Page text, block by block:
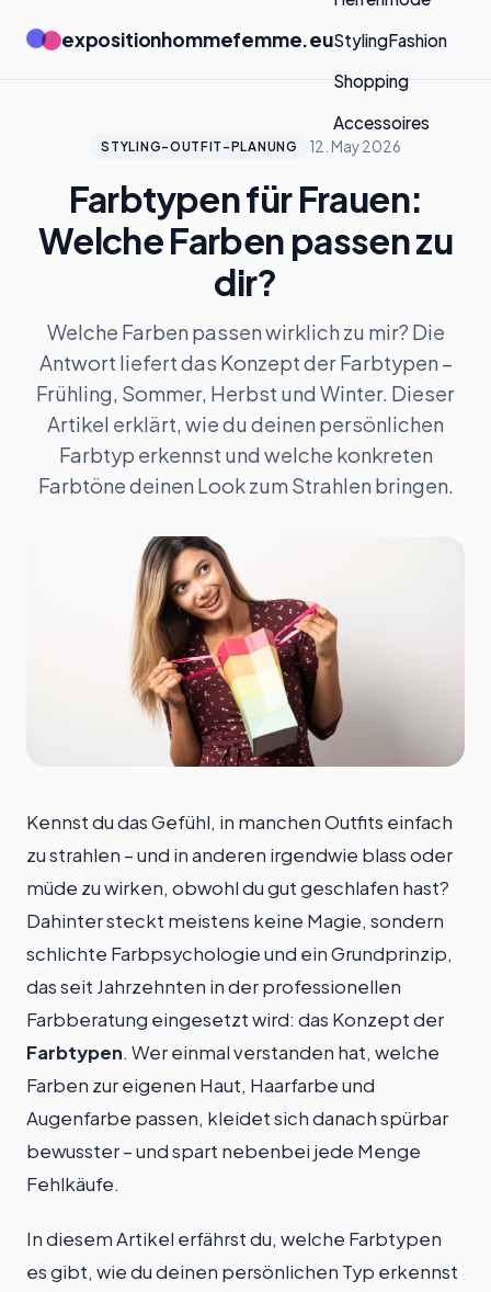
expositionhommefemme.euStylingFashion
Shopping
Accessoires
STYLING-OUTFIT-PLANUNG 12. May 2026
Farbtypen für Frauen:
Welche Farben passen zu
dir?
Welche Farben passen wirklich zu mir? Die
Antwort liefert das Konzept der Farbtypen –
Frühling, Sommer, Herbst und Winter. Dieser
Artikel erklärt, wie du deinen persönlichen
Farbtyp erkennst und welche konkreten
Farbtöne deinen Look zum Strahlen bringen.
Kennst du das Gefühl, in manchen Outfits einfach
zu strahlen – und in anderen irgendwie blass oder
müde zu wirken, obwohl du gut geschlafen hast?
Dahinter steckt meistens keine Magie, sondern
schlichte Farbpsychologie und ein Grundprinzip,
das seit Jahrzehnten in der professionellen
Farbberatung eingesetzt wird: das Konzept der
Farbtypen. Wer einmal verstanden hat, welche
Farben zur eigenen Haut, Haarfarbe und
Augenfarbe passen, kleidet sich danach spürbar
bewusster – und spart nebenbei jede Menge
Fehlkäufe.
In diesem Artikel erfährst du, welche Farbtypen
es gibt, wie du deinen persönlichen Typ erkennst